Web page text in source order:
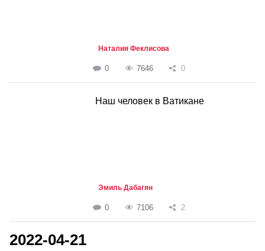
Наталия Феклисова
0 7646 0
Наш человек в Ватикане
Эмиль Дабагян
0 7106 2
2022-04-21